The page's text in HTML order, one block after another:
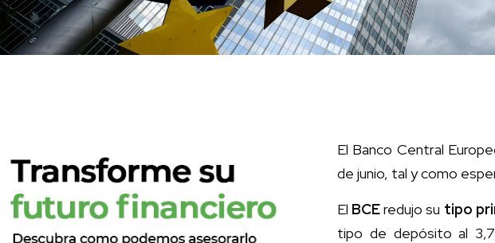
El Banco Central
de junio, tal y como
El BCEredujo su tipo
tipo de depósito al